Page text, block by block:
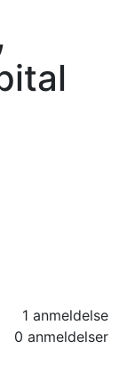
1 anmeldelse
0 anmeldelser